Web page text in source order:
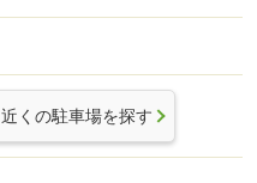
近くの駐車場を探す